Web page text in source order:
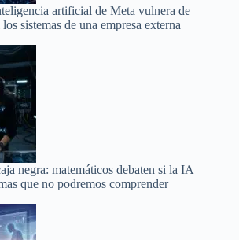
artificial de Meta vulnera de
sistemas de una empresa externa
negra: matemáticos debaten si la IA
que no podremos comprender